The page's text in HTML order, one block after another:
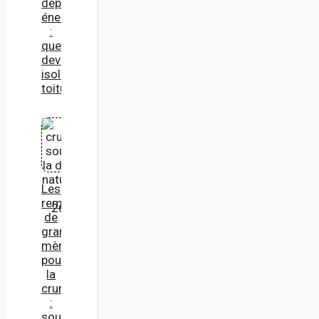
déperdition
énergétique
:
quel
devis
isolation
toiture?
Les
remèdes
de
grand-
mère
pour
la
cruralgie
: